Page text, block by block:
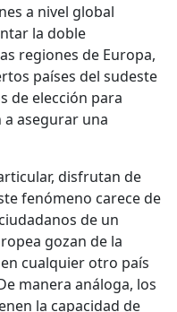
a nivel global
la doble
regiones de Europa,
países del sudeste
de elección para
asegurar una
disfrutan de
fenómeno carece de
de un
gozan de la
cualquier otro país
manera análoga, los
la capacidad de